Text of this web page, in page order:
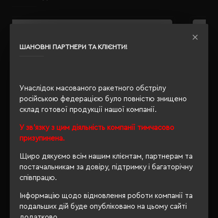
ШАНОВНІ ПАРТНЕРИ ТА КЛІЄНТИ!
Унаслідок масованого ракетного обстрілу
російською федерацією було повністю знищено
склад готової продукції нашої компанії.
У зв'язку з цим діяльність компанії тимчасово
призупинена.
Щиро дякуємо всім нашим клієнтам, партнерам та
постачальникам за довіру, підтримку і багаторічну
співпрацю.
Інформацію щодо відновлення роботи компанії та
подальших дій буде опубліковано на цьому сайті
Брелок 3в1 Voyager Shop сріблястий - V0290-32